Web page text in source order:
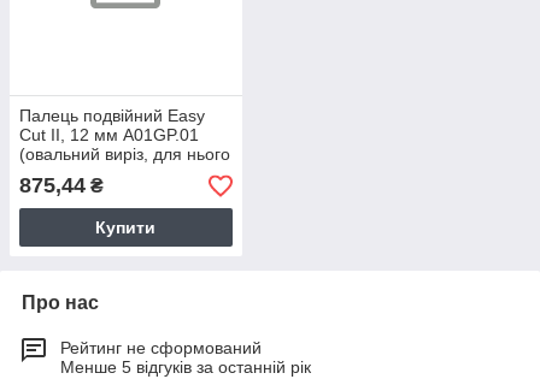
Палець подвійний Easy
Cut II, 12 мм A01GP.01
(овальний виріз, для нього
ножа. кріплення болти)
875,44 ₴
Купити
Про нас
Рейтинг не сформований
Менше 5 відгуків за останній рік